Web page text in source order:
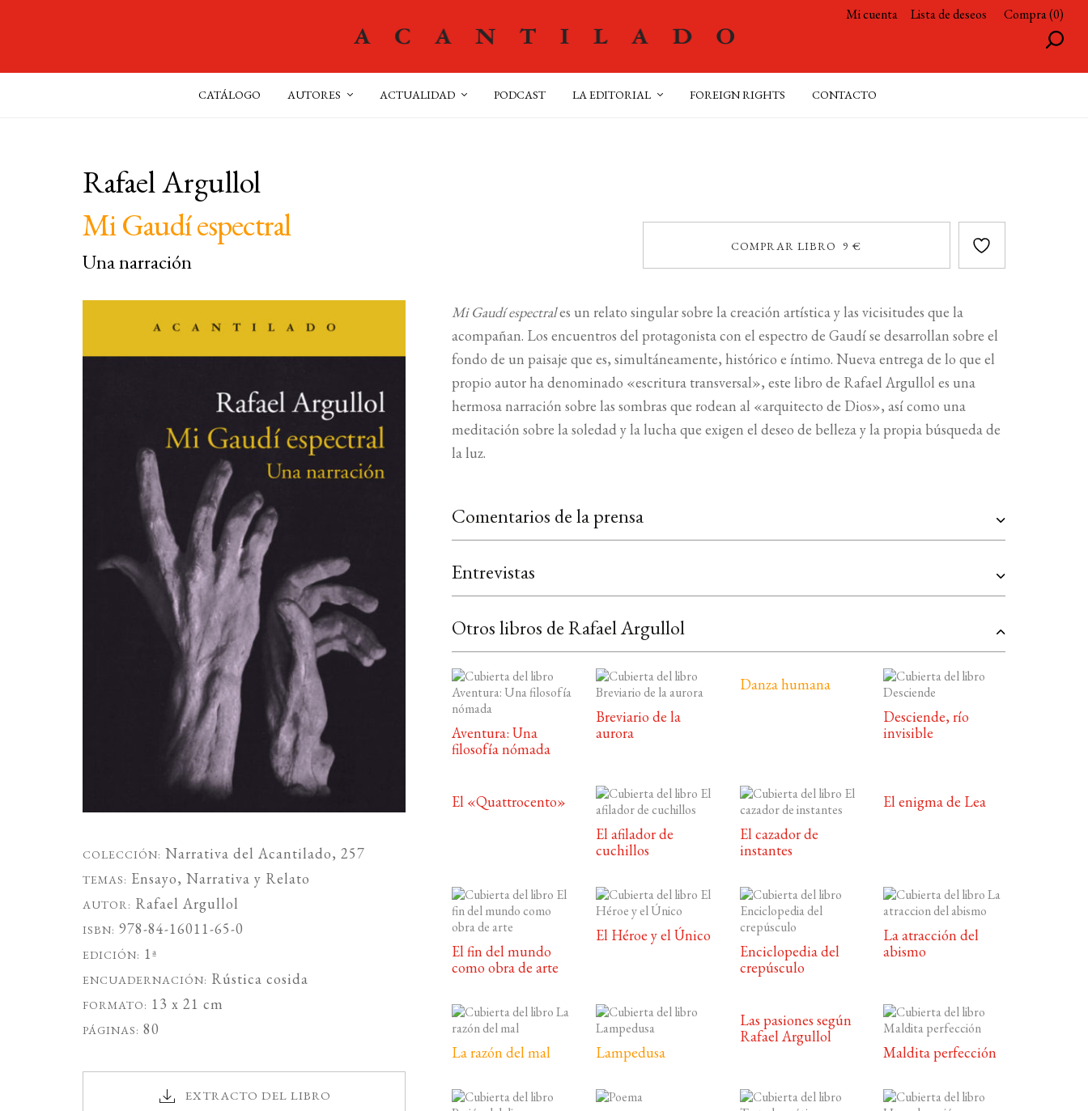
Mi cuenta Lista de deseos Compra (0)
CATÁLOGO AUTORES ACTUALIDAD PODCAST LA EDITORIAL FOREIGN RIGHTS CONTACTO
Rafael Argullol
Mi Gaudí espectral
Una narración
COMPRAR LIBRO 9 €
COLECCIÓN: Narrativa del Acantilado, 257
TEMAS: Ensayo,Narrativa y Relato
AUTOR: Rafael Argullol
ISBN: 978-84-16011-65-0
EDICIÓN: 1ª
ENCUADERNACIÓN: Rústica cosida
FORMATO: 13 x 21 cm
PÁGINAS: 80
EXTRACTO DEL LIBRO
Mi Gaudí espectrales un relato singular sobre la creación artística y las vicisitudes que la
acompañan. Los encuentros del protagonista con el espectro de Gaudí se desarrollan sobre el
fondo de un paisaje que es, simultáneamente, histórico e íntimo. Nueva entrega de lo que el
propio autor ha denominado «escritura transversal», este libro de Rafael Argullol es una
hermosa narración sobre las sombras que rodean al «arquitecto de Dios», así como una
meditación sobre la soledad y la lucha que exigen el deseo de belleza y la propia búsqueda de
la luz.
Comentarios de la prensa
Entrevistas
Otros libros de Rafael Argullol
Aventura: Una
filosofía nómada
Breviario de la
aurora
Danza humana
Desciende, río
invisible
El «Quattrocento»
El afilador de
cuchillos
El cazador de
instantes
El enigma de Lea
El fin del mundo
como obra de arte
El Héroe y el Único
Enciclopedia del
crepúsculo
La atracción del
abismo
La razón del mal Lampedusa
Las pasiones según
Rafael Argullol
Maldita perfección